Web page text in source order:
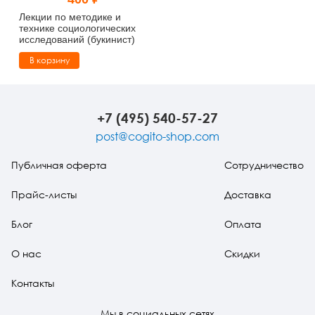
Тревожные расстройства, панические атаки
Психодрама
Сказкотерапия
Психология труда и эргономика
Психофизиология
Социальная и организационная психология
Учебная литература
Лекции по методике и
технике социологических
исследований (букинист)
В корзину
+7 (495) 540-57-27
post@cogito-shop.com
Публичная оферта
Прайс-листы
Блог
О нас
Контакты
Сотрудничество
Доставка
Оплата
Скидки